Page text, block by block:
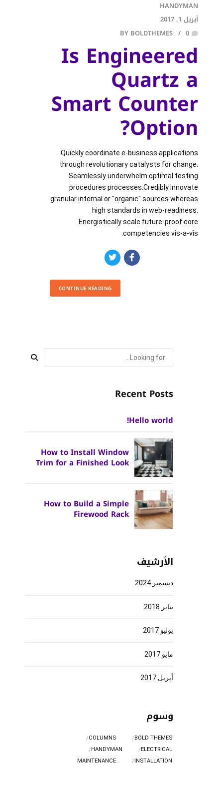
HANDYMAN
أبريل 1, 2017
BY BOLDTHEMES
0
Is Engineered
Quartz a
Smart Counter
Option?
Quickly coordinate e-business applications
through revolutionary catalysts for change.
Seamlessly underwhelm optimal testing
procedures processes.Credibly innovate
granular internal or "organic" sources whereas
high standards in web-readiness.
Energistically scale future-proof core
competencies vis-a-vis.
CONTINUE READING
Recent Posts
Hello world!
How to Install Window
Trim for a Finished Look
How to Build a Simple
Firewood Rack
الأرشيف
ديسمبر 2024
يناير 2018
يوليو 2017
مايو 2017
أبريل 2017
وسوم
BOLD THEMES
COLUMNS
ELECTRICAL
HANDYMAN
INSTALLATION
MAINTENANCE